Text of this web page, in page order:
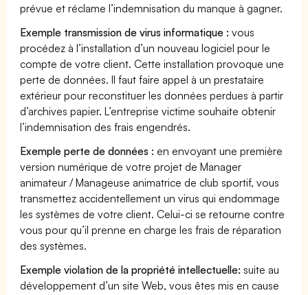
prévue et réclame l’indemnisation du manque à gagner.
Exemple transmission de virus informatique : vous
procédez à l’installation d’un nouveau logiciel pour le
compte de votre client. Cette installation provoque une
perte de données. Il faut faire appel à un prestataire
extérieur pour reconstituer les données perdues à partir
d’archives papier. L’entreprise victime souhaite obtenir
l’indemnisation des frais engendrés.
Exemple perte de données : en envoyant une première
version numérique de votre projet de Manager
animateur / Manageuse animatrice de club sportif, vous
transmettez accidentellement un virus qui endommage
les systèmes de votre client. Celui-ci se retourne contre
vous pour qu’il prenne en charge les frais de réparation
des systèmes.
Exemple violation de la propriété intellectuelle: suite au
développement d’un site Web, vous êtes mis en cause